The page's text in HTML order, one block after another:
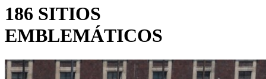
186 SITIOS
EMBLEMÁTICOS